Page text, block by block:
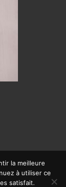
la meilleure
à utiliser ce
satisfait.